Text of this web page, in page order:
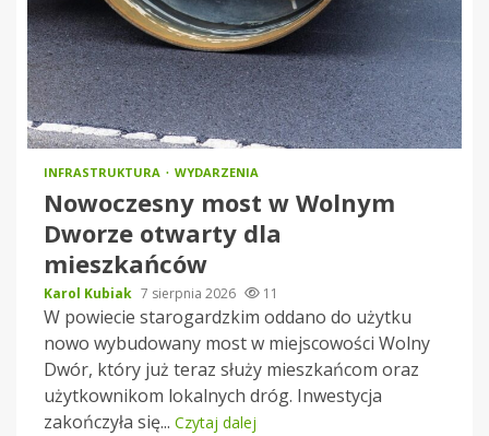
INFRASTRUKTURA WYDARZENIA
Nowoczesny most w Wolnym
Dworze otwarty dla
mieszkańców
Karol Kubiak 7 sierpnia 2026 11
W powiecie starogardzkim oddano do użytku
nowo wybudowany most w miejscowości Wolny
Dwór, który już teraz służy mieszkańcom oraz
użytkownikom lokalnych dróg. Inwestycja
zakończyła się... Czytaj dalej